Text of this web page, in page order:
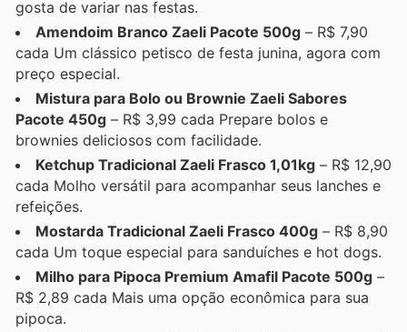
gosta de variar nas festas.
Amendoim Branco Zaeli Pacote 500g – R$ 7,90
cada Um clássico petisco de festa junina, agora com
preço especial.
Mistura para Bolo ou Brownie Zaeli Sabores
Pacote 450g – R$ 3,99 cada Prepare bolos e
brownies deliciosos com facilidade.
Ketchup Tradicional Zaeli Frasco 1,01kg – R$ 12,90
cada Molho versátil para acompanhar seus lanches e
refeições.
Mostarda Tradicional Zaeli Frasco 400g – R$ 8,90
cada Um toque especial para sanduíches e hot dogs.
Milho para Pipoca Premium Amafil Pacote 500g –
R$ 2,89 cada Mais uma opção econômica para sua
pipoca.